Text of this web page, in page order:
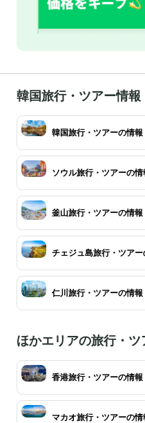
韓国旅行・ツアー情報
韓国旅行・ツアーの情報
ソウル旅行・ツアーの情
釜山旅行・ツアーの情報
チェジュ島旅行・ツアー
仁川旅行・ツアーの情報
ほかエリアの旅行・ツ
香港旅行・ツアーの情報
マカオ旅行・ツアーの情